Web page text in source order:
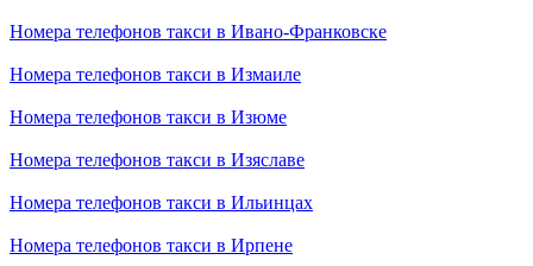
Номера телефонов такси в Ивано-Франковске
Номера телефонов такси в Измаиле
Номера телефонов такси в Изюме
Номера телефонов такси в Изяславе
Номера телефонов такси в Ильинцах
Номера телефонов такси в Ирпене